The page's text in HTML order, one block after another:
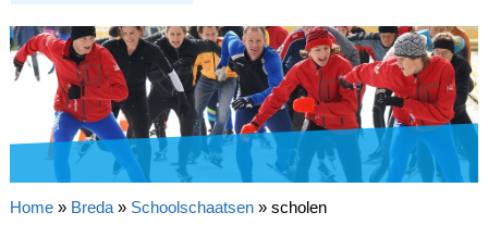
Home» Breda» Schoolschaatsen» scholen